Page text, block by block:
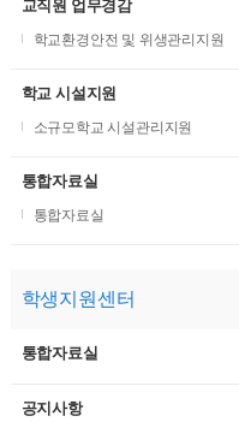
교직원 업무경감
학교환경안전 및 위생관리지원
학교 시설지원
소규모학교 시설관리지원
통합자료실
통합자료실
학생지원센터
통합자료실
공지사항